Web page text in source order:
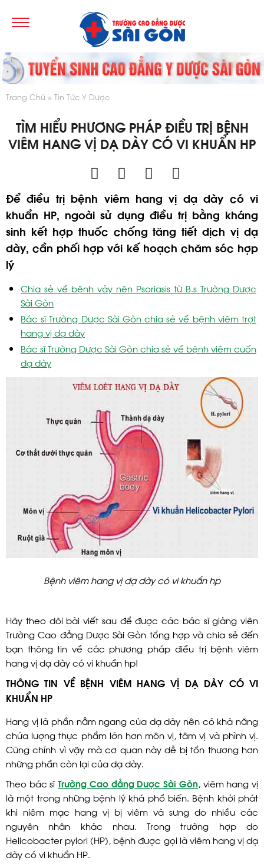
Trang Chủ Tin Tức Y Dược
TÌM HIỂU PHƯƠNG PHÁP ĐIỀU TRỊ BỆNH
VIÊM HANG VỊ DẠ DÀY CÓ VI KHUẨN HP
Để điều trị bệnh viêm hang vị dạ dày có vi
khuẩn HP, ngoài sử dụng điều trị bằng kháng
sinh kết hợp thuốc chống tăng tiết dịch vị dạ
dày, cần phối hợp với kế hoạch chăm sóc hợp
lý
Chia sẻ về bệnh vảy nên Psoriasis từ B.s Trường Dược
Sài Gòn
Bác sĩ Trường Dược Sài Gòn chia sẻ về bệnh viêm trợt
hang vị dạ dày
Bác sĩ Trường Dược Sài Gòn chia sẻ về bệnh viêm cuốn
dạ dày
Bệnh viêm hang vị dạ dày có vi khuẩn hp
Hãy theo dõi bài viết sau để được các bác sĩ giảng viên
Trường Cao đẳng Dược Sài Gòn tổng hợp và chia sẻ đến
bạn thông tin về các phương pháp điều trị bệnh viêm
hang vị dạ dày có vi khuẩn hp!
THÔNG TIN VỀ BỆNH VIÊM HANG VỊ DẠ DÀY CÓ VI
KHUẨN HP
Hang vị là phần nằm ngang của dạ dày nên có khả năng
chứa lượng thực phẩm lớn hơn môn vị, tâm vị và phình vị.
Cũng chính vì vậy mà cơ quan này dễ bị tổn thương hơn
những phần còn lại của dạ dày.
Theo bác sĩTrường Cao đẳng Dược Sài Gòn, viêm hang vị
là một trong những bệnh lý khá phổ biến. Bệnh khởi phát
khi niêm mạc hang vị bị viêm và sưng do nhiều các
nguyên nhân khác nhau. Trong trường hợp do
Helicobacter pylori (HP), bệnh được gọi là viêm hang vị dạ
dày có vi khuẩn HP.